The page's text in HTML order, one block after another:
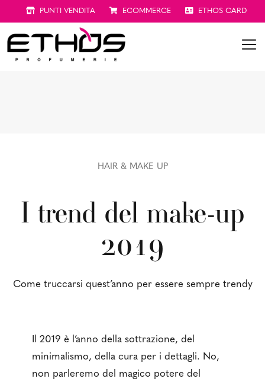
PUNTI VENDITA ECOMMERCE ETHOS CARD
HAIR & MAKE UP
I trend del make-up
2019
Come truccarsi quest’anno per essere sempre trendy
Il 2019 è l’anno della sottrazione, del
minimalismo, della cura per i dettagli. No,
non parleremo del magico potere del